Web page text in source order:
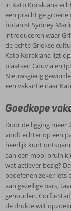
in Kato Korakiana
een prachtige
botanist Sydney
introduceren waar
de echte Griekse
Kato Korakiana ligt
plaatsen Gouvia en
Nieuwsgierig
een vakantie naar
Goedkope
Door de ligging meer
vindt echter op een
heerlijk kunt
aan een mooi bruin
wat actiever bezig?
beoefenen zeker iets
aan gezellige bars,
gehouden. Corfu-
de drukte wilt